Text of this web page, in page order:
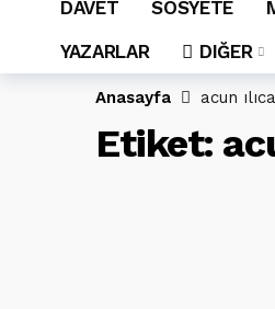
DAVET SOSYETE
YAZARLAR
DIĞER
Anasayfa acun
Etiket: